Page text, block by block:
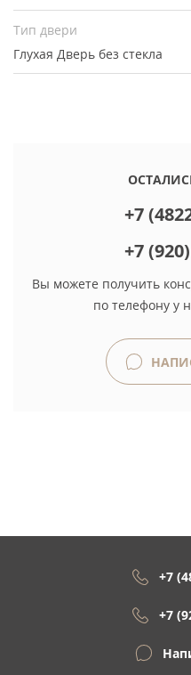
Тип двери
Глухая Дверь без стекла
+7
+7
Вы можете получить
по телефону у
+7
+7